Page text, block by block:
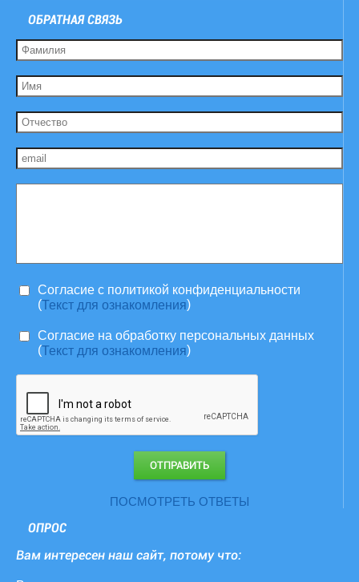
ОБРАТНАЯ СВЯЗЬ
Согласие c политикой конфиденциальности
(Текст для ознакомления)
Согласие на обработку персональных данных
(Текст для ознакомления)
ПОСМОТРЕТЬ ОТВЕТЫ
ОПРОС
Вам интересен наш сайт, потому что: